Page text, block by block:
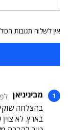
אין לשלוח תגובות
מביניניאן לפני
בהצלחה